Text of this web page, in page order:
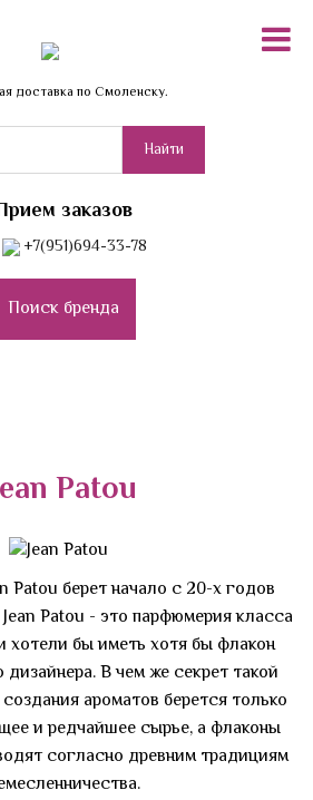
доставка по Смоленску.
заказов
+7(951)694-33-78
Поиск бренда
Patou
Patou берет начало с 20-х годов
Patou - это парфюмерия класса
бы иметь хотя бы флакон
дизайнера. В чем же секрет такой
ароматов берется только
и редчайшее сырье, а флаконы
согласно древним традициям